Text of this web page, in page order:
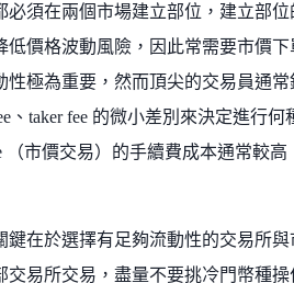
必須在兩個市場建立部位，建立部位
低價格波動風險，因此常需要市價下
性極為重要，然而頂尖的交易員通常
、taker fee 的微小差別來決定進行何
（市價交易）的手續費成本通常較高
鍵在於選擇有足夠流動性的交易所與
交易所交易，盡量不要挑冷門幣種操